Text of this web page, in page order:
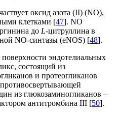
оксид азота (II) (NO),
клетками [47]. NO
до L-цитруллина в
NO-синтазы (eNOS) [48].
эндотелиальных
состоящий из
и протеогликанов
противосвертывающей
из глюкозаминогликанов –
антитромбина III [50].